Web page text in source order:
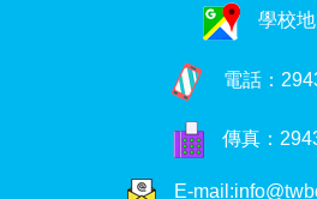
學校地
電話：
傳真：
E-